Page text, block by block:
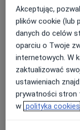
Pacjenci których
Dorośli
Dzieci
Rodzaje konsultacji
Stacjonarne
Konsultacje
Zdjęcia i filmy
Akceptując,
plików cookie (lub
danych do celów
oparciu o Twoje
internetowych. W
zaktualizować
ustawieniach
prywatności stron
w polityka cookies